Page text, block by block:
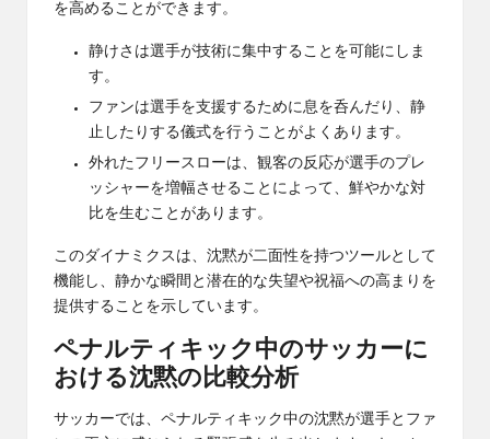
を高めることができます。
静けさは選手が技術に集中することを可能にしま
す。
ファンは選手を支援するために息を呑んだり、静
止したりする儀式を行うことがよくあります。
外れたフリースローは、観客の反応が選手のプレ
ッシャーを増幅させることによって、鮮やかな対
比を生むことがあります。
このダイナミクスは、沈黙が二面性を持つツールとして
機能し、静かな瞬間と潜在的な失望や祝福への高まりを
提供することを示しています。
ペナルティキック中のサッカーに
おける沈黙の比較分析
サッカーでは、ペナルティキック中の沈黙が選手とファ